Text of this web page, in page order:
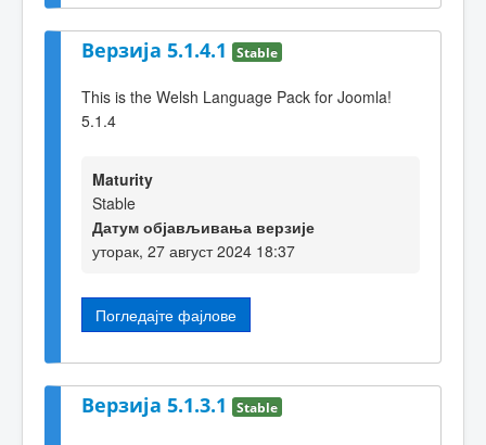
Верзија 5.1.4.1 Stable
This is the Welsh Language Pack for Joomla!
5.1.4
Maturity
Stable
Датум објављивања верзије
уторак, 27 август 2024 18:37
Погледајте фајлове
Верзија 5.1.3.1 Stable